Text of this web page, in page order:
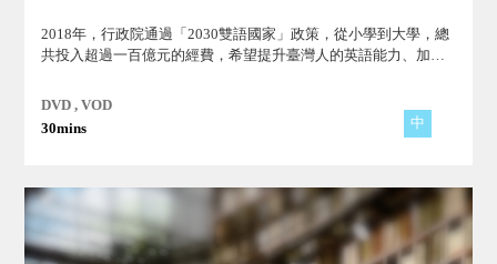
2018年，行政院通過「2030雙語國家」政策，從小學到大學，總
共投入超過一百億元的經費，希望提升臺灣人的英語能力、加強
DVD , VOD
30mins
中